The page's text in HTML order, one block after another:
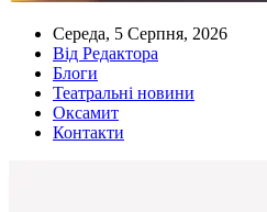
Середа, 5 Серпня, 2026
Від Редактора
Блоги
Театральні новини
Оксамит
Контакти